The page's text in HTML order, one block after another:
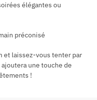
élégantes ou
préconisé
et laissez-vous tenter par
une touche de
!